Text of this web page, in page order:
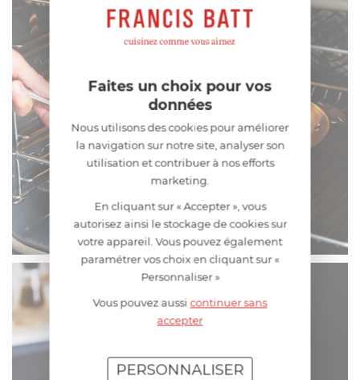
Faites un choix pour vos
données
Nous utilisons des cookies pour améliorer
la navigation sur notre site, analyser son
utilisation et contribuer à nos efforts
marketing.
En cliquant sur « Accepter », vous
autorisez ainsi le stockage de cookies sur
votre appareil. Vous pouvez également
paramétrer vos choix en cliquant sur «
Personnaliser »
Vous pouvez aussicontinuer sans
accepter
PERSONNALISER